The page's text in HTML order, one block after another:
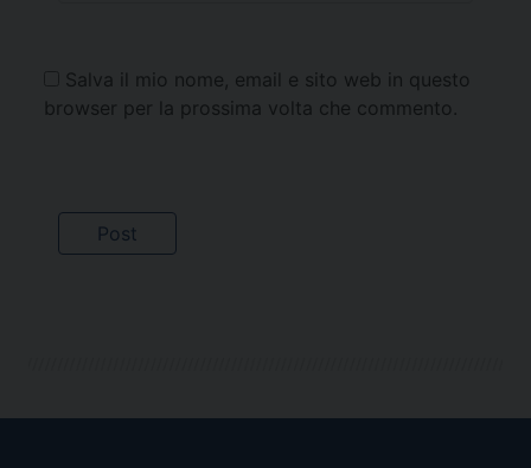
Salva il mio nome, email e sito web in questo
browser per la prossima volta che commento.